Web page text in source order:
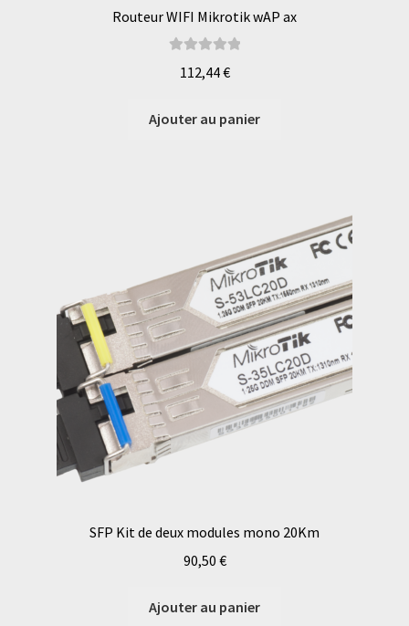
Routeur WIFI Mikrotik wAP ax
5
112,44€
Ajouter au panier
SFP Kit de deux modules mono 20Km
90,50 €
Ajouter au panier